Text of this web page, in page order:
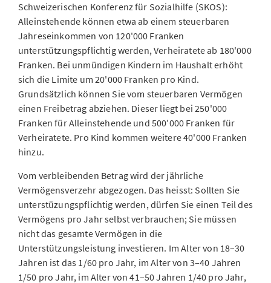
Schweizerischen Konferenz für Sozialhilfe (SKOS):
Alleinstehende können etwa ab einem steuerbaren
Jahreseinkommen von 120'000 Franken
unterstützungspflichtig werden, Verheiratete ab 180'000
Franken. Bei unmündigen Kindern im Haushalt erhöht
sich die Limite um 20'000 Franken pro Kind.
Grundsätzlich können Sie vom steuerbaren Vermögen
einen Freibetrag abziehen. Dieser liegt bei 250'000
Franken für Alleinstehende und 500'000 Franken für
Verheiratete. Pro Kind kommen weitere 40'000 Franken
hinzu.
Vom verbleibenden Betrag wird der jährliche
Vermögensverzehr abgezogen. Das heisst: Sollten Sie
unterstüzungspflichtig werden, dürfen Sie einen Teil des
Vermögens pro Jahr selbst verbrauchen; Sie müssen
nicht das gesamte Vermögen in die
Unterstützungsleistung investieren. Im Alter von 18–30
Jahren ist das 1/60 pro Jahr, im Alter von 3–40 Jahren
1/50 pro Jahr, im Alter von 41–50 Jahren 1/40 pro Jahr,